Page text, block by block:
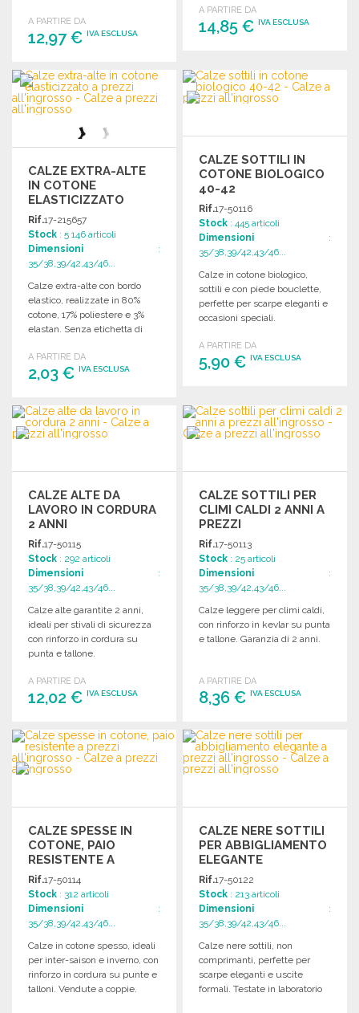
maggiore comfort.
A PARTIRE DA
12,97 € IVA ESCLUSA
ORDINARE
Richiedi un preventivo
A PARTIRE DA
14,85 €IVA ESCLUSA
Richiedi un preventivo
CALZE EXTRA-ALTE
IN COTONE
ELASTICIZZATO
Rif.17-215657
Stock : 5 146 articoli
Dimensioni :
35/38,39/42,43/46...
Calze extra-alte con bordo
elastico, realizzate in 80%
cotone, 17% poliestere e 3%
elastan. Senza etichetta di
A PARTIRE DA
2,03 € IVA ESCLUSA
ORDINARE
Richiedi un preventivo
CALZE SOTTILI IN
COTONE BIOLOGICO
40-42
Rif.17-50116
Stock : 445 articoli
Dimensioni :
35/38,39/42,43/46...
Calze in cotone biologico,
sottili e con piede bouclette,
perfette per scarpe eleganti e
occasioni speciali.
A PARTIRE DA
5,90 €IVA ESCLUSA
Richiedi un preventivo
CALZE ALTE DA
LAVORO IN CORDURA
2 ANNI
Rif.17-50115
Stock : 292 articoli
Dimensioni :
35/38,39/42,43/46...
Calze alte garantite 2 anni,
ideali per stivali di sicurezza
con rinforzo in cordura su
punta e tallone.
A PARTIRE DA
12,02 € IVA ESCLUSA
ORDINARE
Richiedi un preventivo
CALZE SOTTILI PER
CLIMI CALDI 2 ANNI A
PREZZI
ALL'INGROSSO
Rif.17-50113
Stock : 25 articoli
Dimensioni :
35/38,39/42,43/46...
Calze leggere per climi caldi,
con rinforzo in kevlar su punta
e tallone. Garanzia di 2 anni.
A PARTIRE DA
8,36 €IVA ESCLUSA
ORDINARE
Richiedi un preventivo
CALZE SPESSE IN
COTONE, PAIO
RESISTENTE A
PREZZI
ALL'INGROSSO
Rif.17-50114
Stock : 312 articoli
Dimensioni :
35/38,39/42,43/46...
Calze in cotone spesso, ideali
per inter-saison e inverno, con
rinforzo in cordura su punte e
talloni. Vendute a coppie.
CALZE NERE SOTTILI
PER ABBIGLIAMENTO
ELEGANTE
Rif.17-50122
Stock : 213 articoli
Dimensioni :
35/38,39/42,43/46...
Calze nere sottili, non
comprimanti, perfette per
scarpe eleganti e uscite
formali. Testate in laboratorio